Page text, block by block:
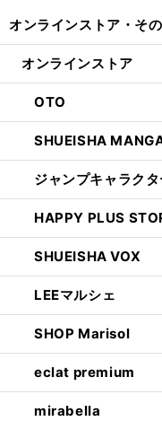
オンラインストア・ そ
オンラインストア
OTO
SHUEISHA
ジャンプキャラク
HAPPY PLUS
SHUEISHA VOX
LEEマルシェ
SHOP Marisol
eclat premium
mirabella